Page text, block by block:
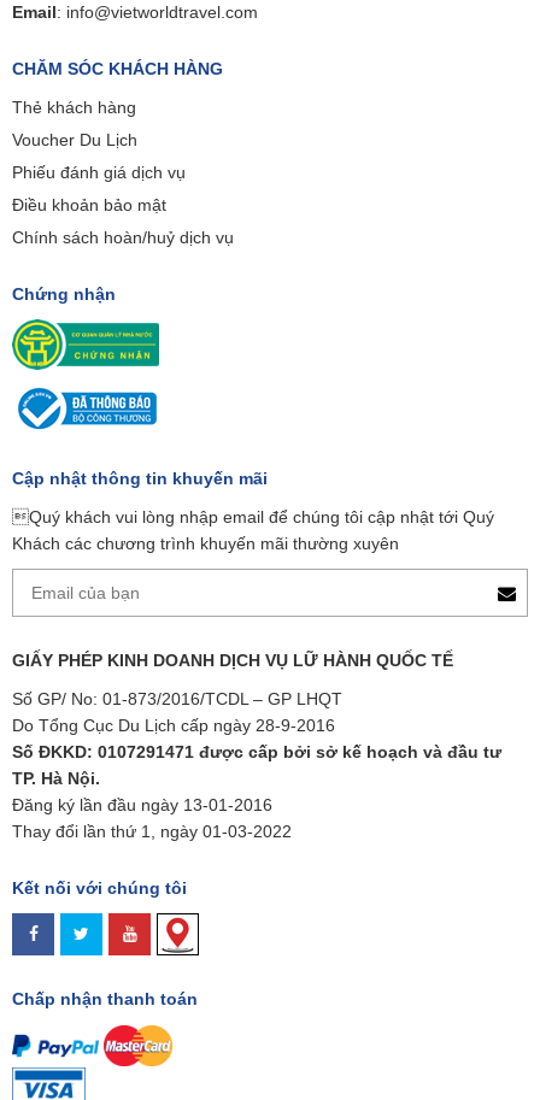
Email: info@vietworldtravel.com
CHĂM SÓC KHÁCH HÀNG
Thẻ khách hàng
Voucher Du Lịch
Phiếu đánh giá dịch vụ
Điều khoản bảo mật
Chính sách hoàn/huỷ dịch vụ
Chứng nhận
Cập nhật thông tin khuyến mãi
Quý khách vui lòng nhập email để chúng tôi cập nhật tới Quý
Khách các chương trình khuyến mãi thường xuyên
GIẤY PHÉP KINH DOANH DỊCH VỤ LỮ HÀNH QUỐC TẾ
Số GP/ No: 01-873/2016/TCDL – GP LHQT
Do Tổng Cục Du Lịch cấp ngày 28-9-2016
Số ĐKKD: 0107291471 được cấp bởi sở kế hoạch và đầu tư
TP. Hà Nội.
Đăng ký lần đầu ngày 13-01-2016
Thay đổi lần thứ 1, ngày 01-03-2022
Kết nối với chúng tôi
Chấp nhận thanh toán